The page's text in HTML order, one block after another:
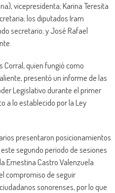
vicepresidenta; Karina Teresita
los diputados Iram
secretario; y José Rafael
Corral, quien fungió como
presentó un informe de las
Legislativo durante el primer
a lo establecido por la Ley
presentaron posicionamientos
segundo periodo de sesiones
Ernestina Castro Valenzuela
compromiso de seguir
sonorenses, por lo que